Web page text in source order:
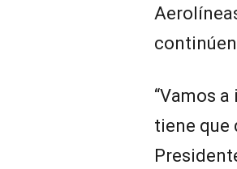
“Vamos
tiene que